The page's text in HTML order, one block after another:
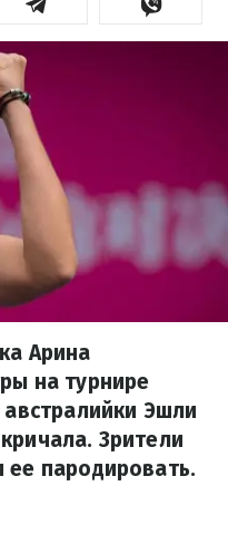
Арина
на турнире
Эшли
Зрители
пародировать.